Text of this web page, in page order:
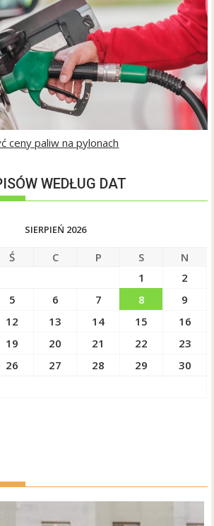
ceny paliw na pylonach
WEDŁUG DAT
SIERPIEŃ 2026
Ś C P S
N
1
2
5 6 7 8
9
12 13 14 15
16
19 20 21 22
23
26 27 28 29
30